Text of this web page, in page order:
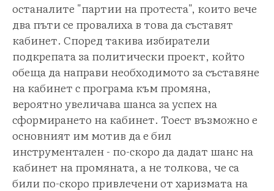
останалите "партии на протеста", които вече
два пъти се провалиха в това да съставят
кабинет. Според такива избиратели
подкрепата за политически проект, който
обеща да направи необходимото за съставяне
на кабинет с програма към промяна,
вероятно увеличава шанса за успех на
сформирането на кабинет. Тоест възможно е
основният им мотив да е бил
инструментален - по-скоро да дадат шанс на
кабинет на промяната, а не толкова, че са
били по-скоро привлечени от харизмата на